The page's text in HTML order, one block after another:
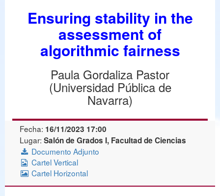
Ensuring stability in the
assessment of
algorithmic fairness
Paula Gordaliza Pastor
(Universidad Pública de
Navarra)
Fecha: 16/11/2023 17:00
Lugar: Salón de Grados I, Facultad de Ciencias
Documento Adjunto
Cartel Vertical
Cartel Horizontal